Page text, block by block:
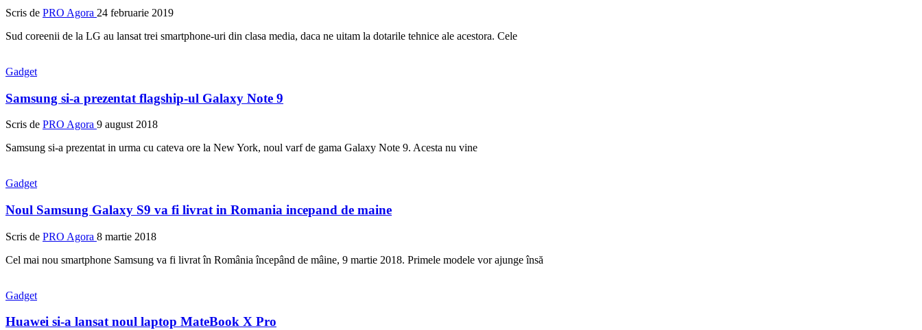
Scris de PRO Agora 24 februarie 2019
Sud coreenii de la LG au lansat trei smartphone-uri din clasa media, daca ne uitam la dotarile tehnice ale acestora. Cele
Gadget
Samsung si-a prezentat flagship-ul Galaxy Note 9
Scris de PRO Agora 9 august 2018
Samsung si-a prezentat in urma cu cateva ore la New York, noul varf de gama Galaxy Note 9. Acesta nu vine
Gadget
Noul Samsung Galaxy S9 va fi livrat in Romania incepand de maine
Scris de PRO Agora 8 martie 2018
Cel mai nou smartphone Samsung va fi livrat în România începând de mâine, 9 martie 2018. Primele modele vor ajunge însă
Gadget
Huawei si-a lansat noul laptop MateBook X Pro